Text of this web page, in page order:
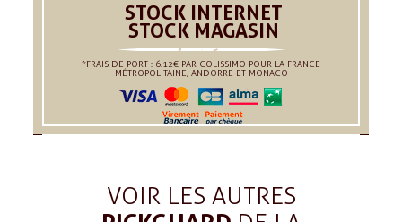
STOCK INTERNET
STOCK MAGASIN
*FRAIS DE PORT : 6.12€ PAR COLISSIMO POUR LA FRANCE
MÉTROPOLITAINE, ANDORRE ET MONACO
VOIR LES AUTRES